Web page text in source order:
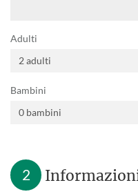
Adulti
Bambini
2